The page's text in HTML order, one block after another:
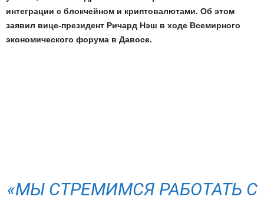
интеграции с блокчейном и криптовалютами. Об этом
заявил вице-президент Ричард Нэш в ходе Всемирного
экономического форума в Давосе.
«МЫ СТРЕМИМСЯ РАБОТАТЬ С